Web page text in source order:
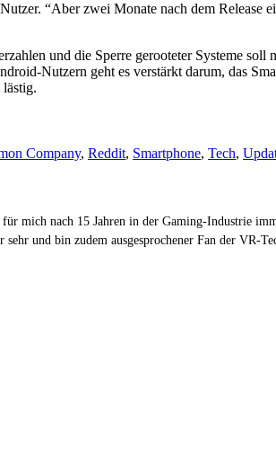
“Aber zwei Monate nach dem Release
und die Sperre gerooteter Systeme soll
Nutzern geht es verstärkt darum, das
Company, Reddit, Smartphone, Tech,
mich nach 15 Jahren in der Gaming-Industrie
und bin zudem ausgesprochener Fan der VR-